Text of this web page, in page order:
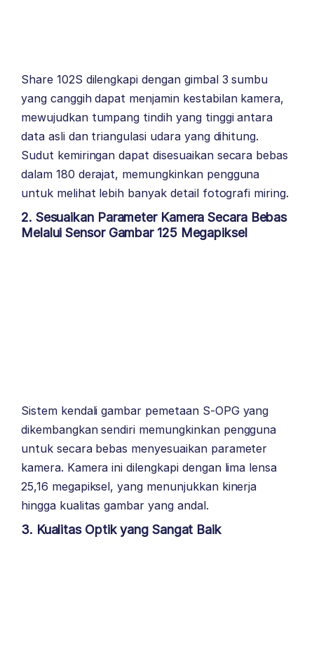
Share 102S dilengkapi dengan gimbal 3 sumbu
yang canggih dapat menjamin kestabilan kamera,
mewujudkan tumpang tindih yang tinggi antara
data asli dan triangulasi udara yang dihitung.
Sudut kemiringan dapat disesuaikan secara bebas
dalam 180 derajat, memungkinkan pengguna
untuk melihat lebih banyak detail fotografi miring.
2. Sesuaikan Parameter Kamera Secara Bebas
Melalui Sensor Gambar 125 Megapiksel
Sistem kendali gambar pemetaan S-OPG yang
dikembangkan sendiri memungkinkan pengguna
untuk secara bebas menyesuaikan parameter
kamera. Kamera ini dilengkapi dengan lima lensa
25,16 megapiksel, yang menunjukkan kinerja
hingga kualitas gambar yang andal.
3. Kualitas Optik yang Sangat Baik